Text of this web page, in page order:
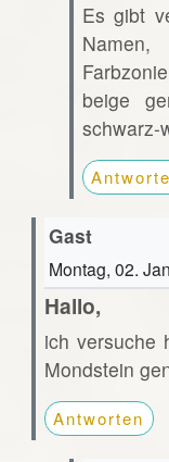
Es gibt
beige
schwarz-
Gast
Montag, 02.
Hallo,
ich versuche
Mondstein
Antworten